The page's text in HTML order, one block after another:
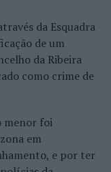
da Esquadra
de um
da Ribeira
como crime de
menor foi
em
e por ter